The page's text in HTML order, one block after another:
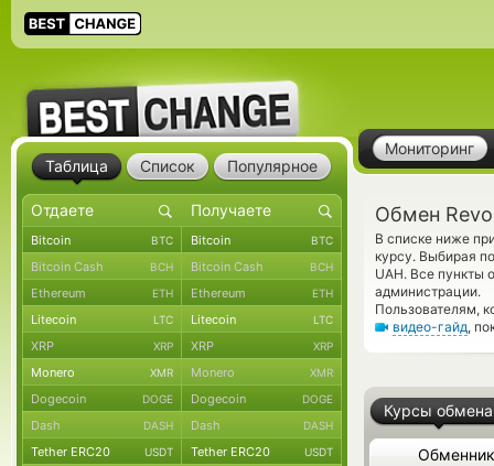
Мониторинг
Обмен
В списке ниже
курсу. Выбирая
UAH. Все пункты
администрации.
Пользователям,
видео-гайд,
Курсы обмена
Обменник
Таблица Список Популярное
Bitcoin BTC Bitcoin BTC
Bitcoin Cash BCH Bitcoin Cash BCH
Ethereum ETH Ethereum ETH
Litecoin LTC Litecoin LTC
XRP XRP XRP XRP
Monero XMR Monero XMR
Dogecoin DOGE Dogecoin DOGE
Dash DASH Dash DASH
Tether ERC20 USDT Tether ERC20 USDT